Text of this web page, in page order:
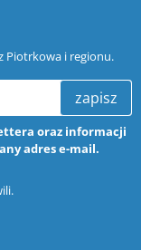
Piotrkowa i regionu.
zapisz
oraz informacji
adres e-mail.